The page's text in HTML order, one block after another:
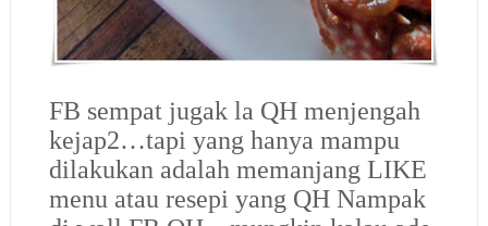
FB sempat jugak la QH menjengah
kejap2…tapi yang hanya mampu
dilakukan adalah memanjang LIKE
menu atau resepi yang QH Nampak